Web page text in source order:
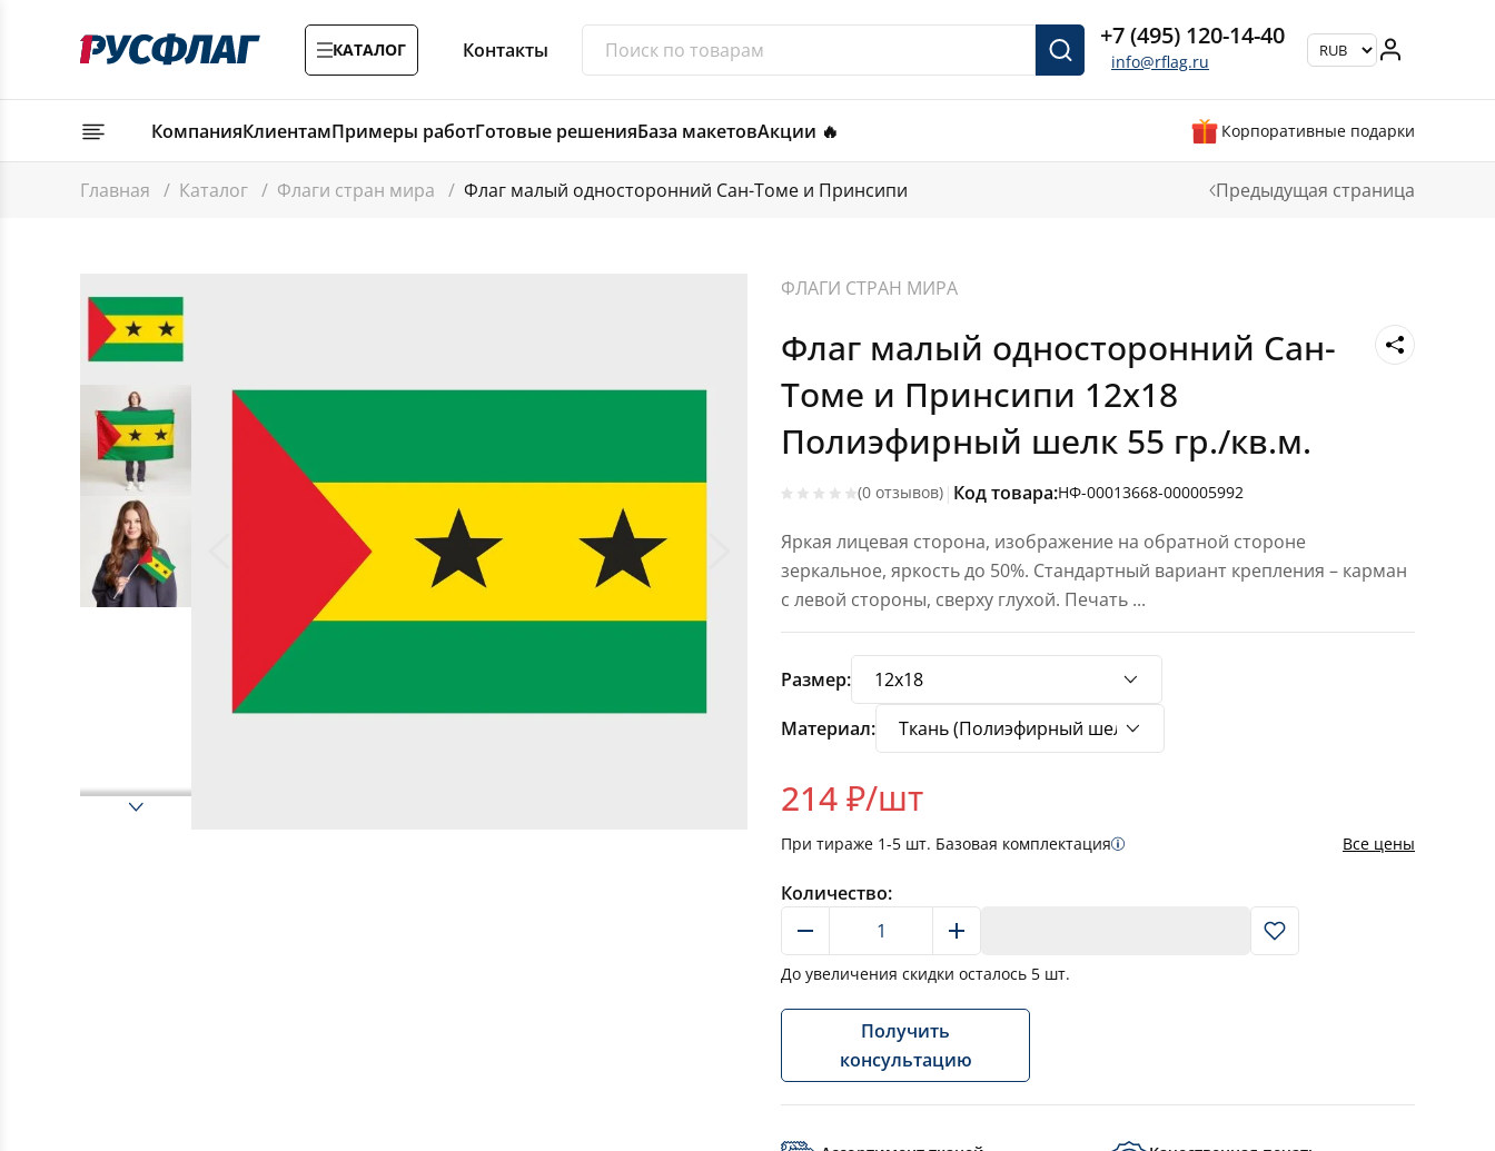
КАТАЛОГ Контакты +7 (495) 120-14-40
info@rflag.ru
КомпанияКлиентамПримеры работГотовые решенияБаза макетовАкции 🔥 Корпоративные подарки
Главная / Каталог / Флаги стран мира / Флаг малый односторонний Сан-Томе и Принсипи Предыдущая страница
ФЛАГИ СТРАН МИРА
Флаг малый односторонний Сан-
Томе и Принсипи 12х18
Полиэфирный шелк 55 гр./кв.м.
(0 отзывов) | Код товара:НФ-00013668-000005992
Яркая лицевая сторона, изображение на обратной стороне
зеркальное, яркость до 50%. Стандартный вариант крепления – карман
с левой стороны, сверху глухой. Печать ...
Размер:
Материал:
214₽/шт
При тираже 1-5 шт. Базовая комплектация Все цены
Количество:
До увеличения скидки осталось 5 шт.
Получить
консультацию